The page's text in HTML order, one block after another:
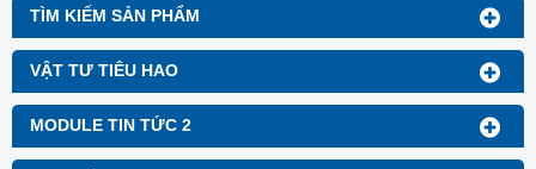
TÌM KIẾM SẢN PHẨM
VẬT TƯ TIÊU HAO
MODULE TIN TỨC 2